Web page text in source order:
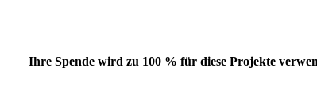
Ihre Spende wird zu 100 % für diese Projekte